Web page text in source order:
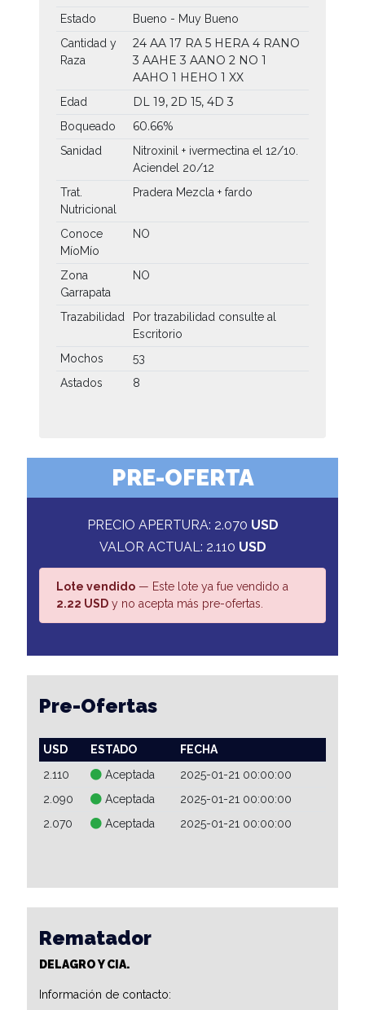
Estado
Bueno - Muy Bueno
Cantidad y
Raza
24 AA 17 RA 5 HERA 4 RANO
3 AAHE3 AANO 2 NO 1
AAHO 1 HEHO 1 XX
Edad DL 19, 2D 15, 4D 3
Boqueado 60.66%
Sanidad
Nitroxinil + ivermectina el 12/10.
Aciendel 20/12
Trat.
Nutricional
Pradera Mezcla + fardo
Conoce
MíoMío
NO
Zona
Garrapata
NO
Trazabilidad
Por trazabilidad consulte al
Escritorio
Mochos
53
Astados
8
PRE-OFERTA
PRECIO APERTURA: 2.070 USD
VALOR ACTUAL: 2.110 USD
Lote vendido — Este lote ya fue vendido a
2.22 USD y no acepta más pre-ofertas.
Pre-Ofertas
USD ESTADO
FECHA
2.110
Aceptada
2025-01-21 00:00:00
2.090
Aceptada
2025-01-21 00:00:00
2.070
Aceptada 2025-01-21 00:00:00
Rematador
DELAGRO Y CIA.
Información de contacto: